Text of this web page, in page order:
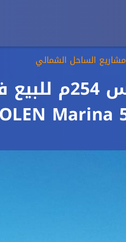
مشاريع الساحل الشمالي